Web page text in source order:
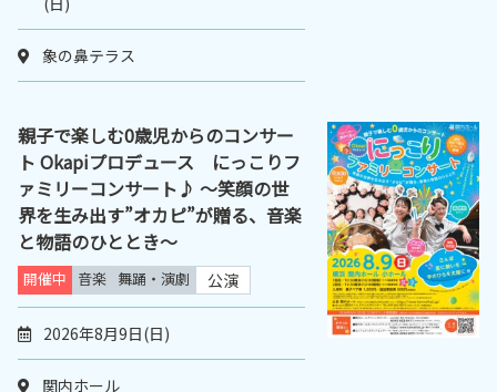
象の鼻テラス
親子で楽しむ0歳児からのコンサー
ト Okapiプロデュース にっこりフ
ァミリーコンサート♪ ～笑顔の世
界を生み出す”オカピ”が贈る、音楽
と物語のひととき～
開催中 音楽 舞踊・演劇 公演
2026年8月9日(日)
関内ホール